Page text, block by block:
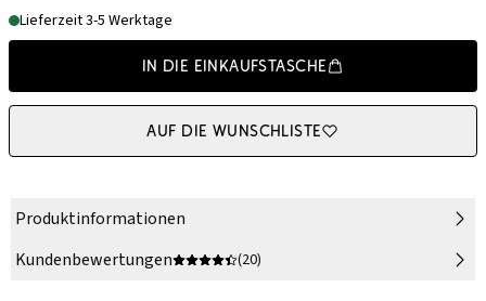
Lieferzeit 3-5 Werktage
In die Einkaufstasche
Auf die Wunschliste
Produktinformationen
Kundenbewertungen
(20)